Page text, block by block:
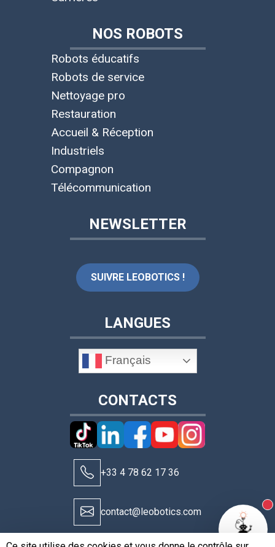
NOS ROBOTS
Robots éducatifs
Robots de service
Nettoyage pro
Restauration
Accueil & Réception
Industriels
Compagnon
Télécommunication
NEWSLETTER
SUIVRE LEOBOTICS !
LANGUES
Français
CONTACTS
+33 4 78 62 17 36
contact@leobotics.com